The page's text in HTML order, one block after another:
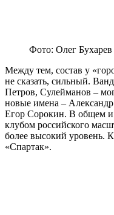
Фото: Олег Бухарев
Между тем, состав у
не сказать, сильный.
Петров, Сулейманов –
новые имена –
Егор Сорокин. В общем и
клубом российского
более высокий уровень.
«Спартак».